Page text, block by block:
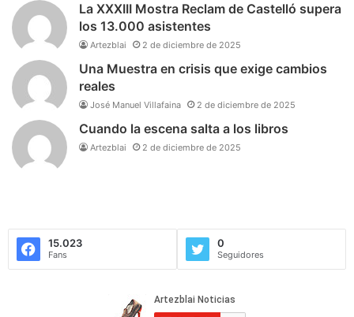
La XXXIII Mostra Reclam de Castelló supera
los 13.000 asistentes
Artezblai 2 de diciembre de 2025
Una Muestra en crisis que exige cambios
reales
José Manuel Villafaina 2 de diciembre de 2025
Cuando la escena salta a los libros
Artezblai 2 de diciembre de 2025
15.023
Fans
0
Seguidores